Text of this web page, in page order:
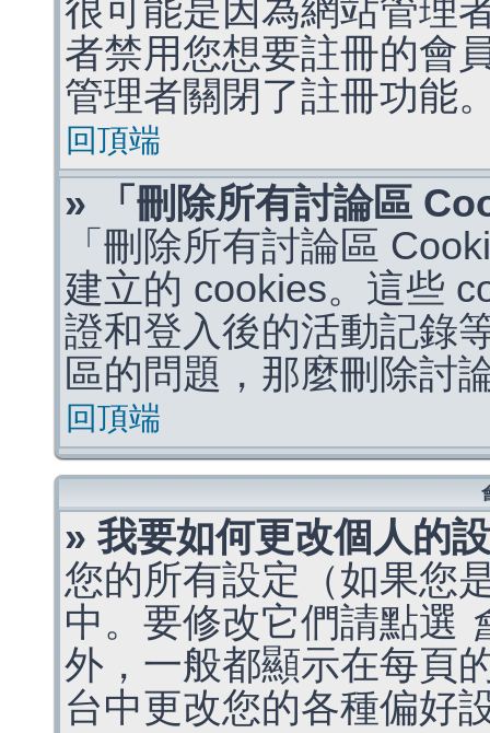
很可能是因為網站管理
者禁用您想要註冊的會
管理者關閉了註冊功能
回頂端
» 「刪除所有討論區
「刪除所有討論區
建立的 cookies。這些
證和登入後的活動記錄
區的問題，那麼刪除討
回頂端
» 我要如何更改個人的
您的所有設定（如果您
中。要修改它們請點選
外，一般都顯示在每頁
台中更改您的各種偏好